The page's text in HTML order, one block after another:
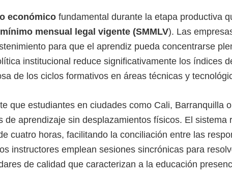
económicofundamental durante la etapa productiva
mensual legal vigente (SMMLV). Las
para que el aprendiz pueda concentrarse
institucional reduce significativamente los índices
de los ciclos formativos en áreas técnicas y
que estudiantes en ciudades como Cali, Barranquilla
de aprendizaje sin desplazamientos físicos. El sistema
cuatro horas, facilitando la conciliación entre las
instructores emplean sesiones sincrónicas para
de calidad que caracterizan a la educación